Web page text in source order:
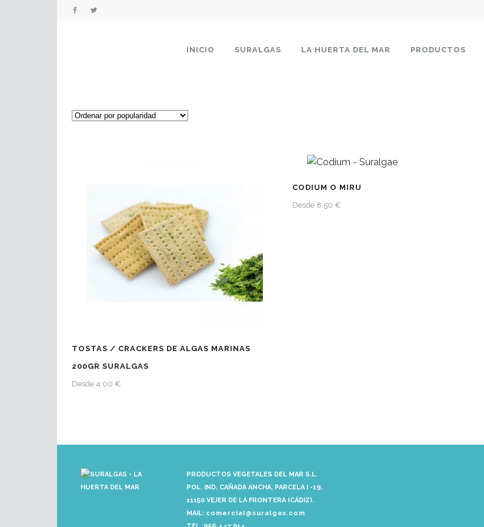
INICIO SURALGAS LA HUERTA DEL MAR PRODUCTOS
TOSTAS / CRACKERS DE ALGAS MARINAS
200GR SURALGAS
Desde 4.00 €
CODIUM O MIRU
Desde 8.50 €
PRODUCTOS VEGETALES DEL MAR S.L.
POL. IND. CAÑADA ANCHA, PARCELA I -19.
11150 VEJER DE LA FRONTERA (CÁDIZ).
MAIL: comercial@suralgas.com